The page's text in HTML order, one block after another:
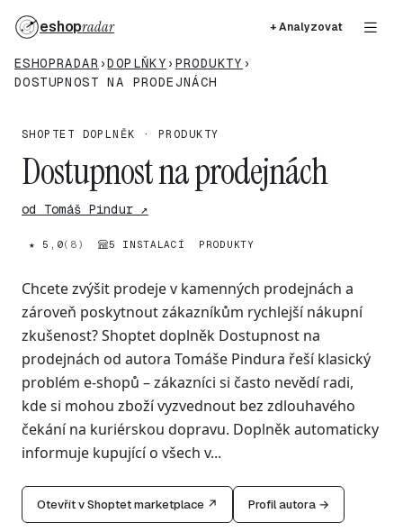
eshopradar + Analyzovat
ESHOPRADAR ›DOPLŇKY › PRODUKTY ›
DOSTUPNOST NA PRODEJNÁCH
SHOPTET DOPLNĚK · PRODUKTY
Dostupnost na prodejnách
od Tomáš Pindur ↗
★ 5,0(8) 5 INSTALACÍ PRODUKTY
Chcete zvýšit prodeje v kamenných prodejnách a
zároveň poskytnout zákazníkům rychlejší nákupní
zkušenost? Shoptet doplněk Dostupnost na
prodejnách od autora Tomáše Pindura řeší klasický
problém e-shopů – zákazníci si často nevědí radi,
kde si mohou zboží vyzvednout bez zdlouhavého
čekání na kuriérskou dopravu. Doplněk automaticky
informuje kupující o všech v...
Otevřít v Shoptet marketplace ↗ Profil autora →